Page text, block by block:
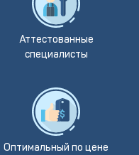
Аттестованные
специалисты
Оптимальный по цене